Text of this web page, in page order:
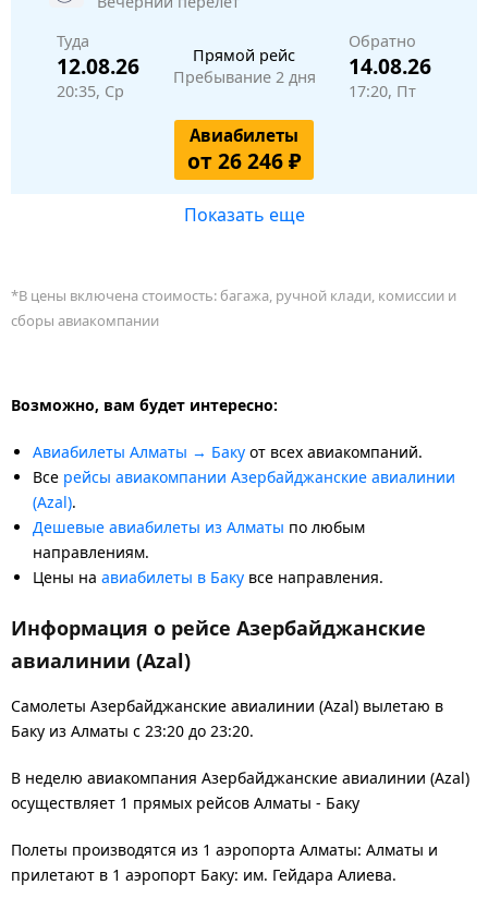
Туда
12.08.26
20:35, Ср
Прямой рейс
Пребывание 2 дня
Обратно
14.08.26
17:20, Пт
Авиабилеты
от 26 246 ₽
Показать еще
*В цены включена стоимость: багажа, ручной клади, комиссии и
сборы авиакомпании
Возможно, вам будет интересно:
Авиабилеты Алматы → Баку от всех авиакомпаний.
Все рейсы авиакомпании Азербайджанские авиалинии
(Azal).
Дешевые авиабилеты из Алматы по любым
направлениям.
Цены на авиабилеты в Баку все направления.
Информация о рейсе Азербайджанские
авиалинии (Azal)
Самолеты Азербайджанские авиалинии (Azal) вылетаю в
Баку из Алматы с 23:20 до 23:20.
В неделю авиакомпания Азербайджанские авиалинии (Azal)
осуществляет 1 прямых рейсов Алматы - Баку
Полеты производятся из 1 аэропорта Алматы: Алматы и
прилетают в 1 аэропорт Баку: им. Гейдара Алиева.